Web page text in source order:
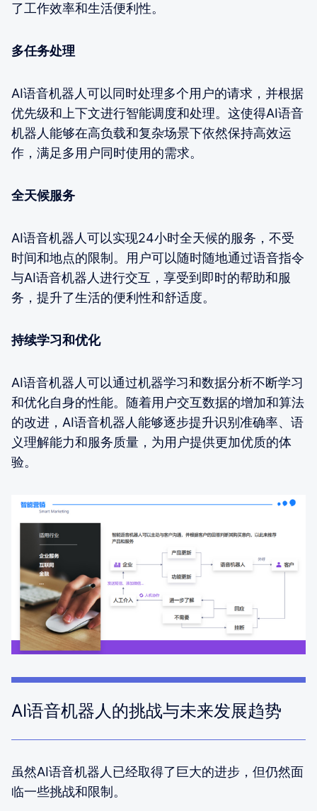
了工作效率和生活便利性。
多任务处理
AI语音机器人可以同时处理多个用户的请求，并根据
优先级和上下文进行智能调度和处理。这使得AI语音
机器人能够在高负载和复杂场景下依然保持高效运
作，满足多用户同时使用的需求。
全天候服务
AI语音机器人可以实现24小时全天候的服务，不受
时间和地点的限制。用户可以随时随地通过语音指令
与AI语音机器人进行交互，享受到即时的帮助和服
务，提升了生活的便利性和舒适度。
持续学习和优化
AI语音机器人可以通过机器学习和数据分析不断学习
和优化自身的性能。随着用户交互数据的增加和算法
的改进，AI语音机器人能够逐步提升识别准确率、语
义理解能力和服务质量，为用户提供更加优质的体
验。
AI语音机器人的挑战与未来发展趋势
虽然AI语音机器人已经取得了巨大的进步，但仍然面
临一些挑战和限制。